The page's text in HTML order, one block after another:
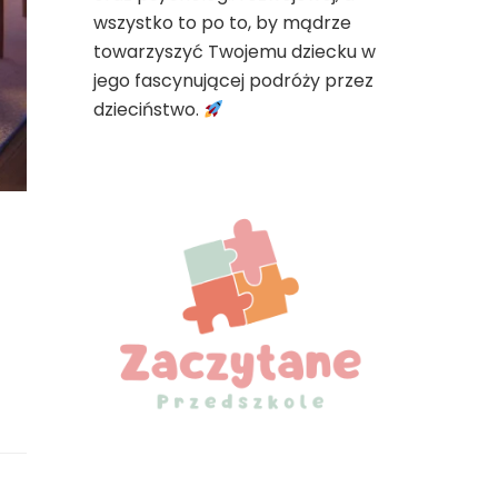
wszystko to po to, by mądrze
towarzyszyć Twojemu dziecku w
jego fascynującej podróży przez
dzieciństwo.